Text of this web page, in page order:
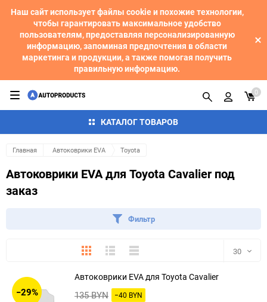
Наш сайт использует файлы cookie и похожие технологии,
чтобы гарантировать максимальное удобство
пользователям, предоставляя персонализированную
информацию, запоминая предпочтения в области
маркетинга и продукции, а также помогая получить
правильную информацию.
КАТАЛОГ ТОВАРОВ
0
Главная Автоковрики EVA Toyota
Автоковрики EVA для Toyota Cavalier под
заказ
Фильтр
ПлиткаПодробноКомпактно 30
−29%
Автоковрики EVA для Toyota Cavalier
135 BYN −40 BYN